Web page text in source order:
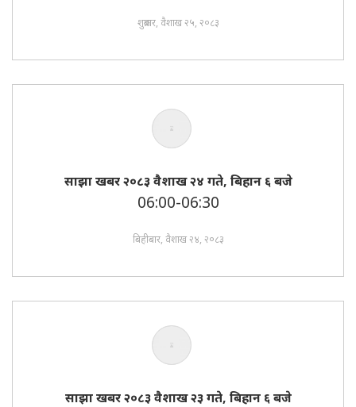
शुक्रबार, वैशाख २५, २०८३
साझा खबर २०८३ वैशाख २४ गते, बिहान ६ बजे
06:00-06:30
बिहीबार, वैशाख २४, २०८३
साझा खबर २०८३ वैशाख २३ गते, बिहान ६ बजे